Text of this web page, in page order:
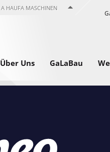
A HAUFA MASCHINEN
Über Uns GaLaBau